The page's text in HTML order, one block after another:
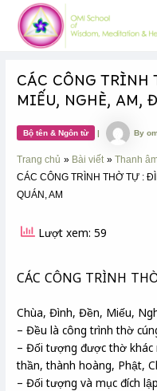
content
CÁC CÔNG
MIẾU, NGHÈ, AM,
Bộ tên & Ngôn từ | By
Trang chủ Bài viết Thanh
CÁC CÔNG TRÌNH THỜ TỰ :
QUÁN, AM
Lượt xem: 59
CÁC CÔNG TRÌNH
Chùa, Đình, Đền, Miếu,
– Đều là công trình thờ
– Đối tượng được thờ khác
thần, thành hoàng, Phật,
– Đối tượng và mục đích
Post
navigation
CHUYÊN
MỤC: